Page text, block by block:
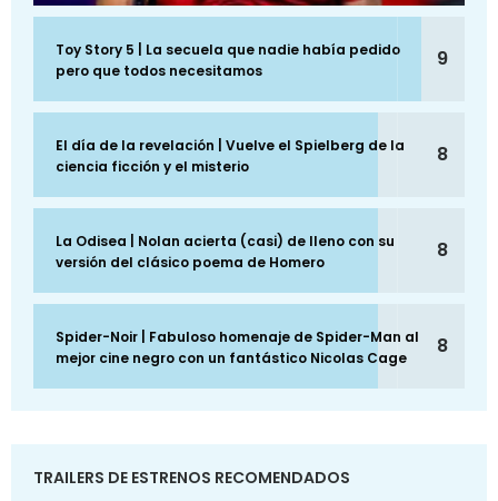
Toy Story 5 | La secuela que nadie había pedido
pero que todos necesitamos
9
El día de la revelación | Vuelve el Spielberg de la
ciencia ficción y el misterio
8
La Odisea | Nolan acierta (casi) de lleno con su
versión del clásico poema de Homero
8
Spider-Noir | Fabuloso homenaje de Spider-Man al
mejor cine negro con un fantástico Nicolas Cage
8
TRAILERS DE ESTRENOS RECOMENDADOS